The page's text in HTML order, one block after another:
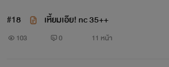
เจ้า
#18 เหี้ยมเอ๊ย! nc 35++
103 0 11 หน้า